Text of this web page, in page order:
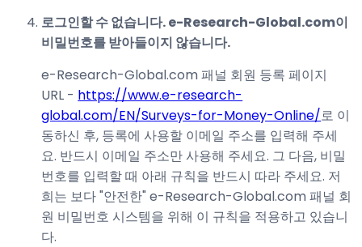
로그인할 수 없습니다. e-Research-Global.com이
비밀번호를 받아들이지 않습니다.
e-Research-Global.com 패널 회원 등록 페이지
URL - https://www.e-research-
global.com/EN/Surveys-for-Money-Online/로 이
동하신 후, 등록에 사용할 이메일 주소를 입력해 주세
요. 반드시 이메일 주소만 사용해 주세요. 그 다음, 비밀
번호를 입력할 때 아래 규칙을 반드시 따라 주세요. 저
희는 보다 "안전한" e-Research-Global.com 패널 회
원 비밀번호 시스템을 위해 이 규칙을 적용하고 있습니
다.